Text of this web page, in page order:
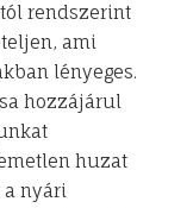
rendszerint
ami
lényeges.
hozzájárul
huzat
a nyári